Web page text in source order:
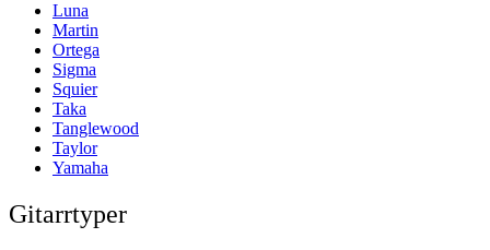
Luna
Martin
Ortega
Sigma
Squier
Taka
Tanglewood
Taylor
Yamaha
Gitarrtyper